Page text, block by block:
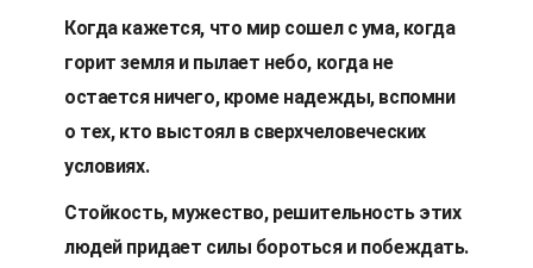
Когда кажется, что мир сошел с ума, когда
горит земля и пылает небо, когда не
остается ничего, кроме надежды, вспомни
о тех, кто выстоял в сверхчеловеческих
условиях.
Стойкость, мужество, решительность этих
людей придает силы бороться и побеждать.